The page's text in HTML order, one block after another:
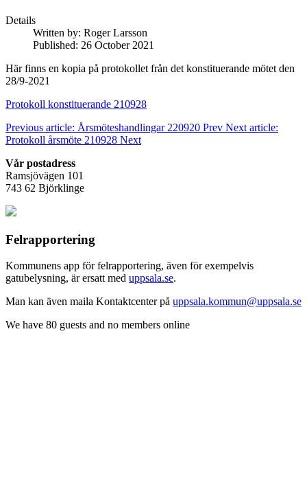
Details
Written by: Roger Larsson
Published: 26 October 2021
Här finns en kopia på protokollet från det konstituerande mötet den
28/9-2021
Protokoll konstituerande 210928
Previous article: Årsmöteshandlingar 220920 Prev Next article:
Protokoll årsmöte 210928 Next
Vår postadress
Ramsjövägen 101
743 62 Björklinge
Felrapportering
Kommunens app för felrapportering, även för exempelvis
gatubelysning, är ersatt med uppsala.se.
Man kan även maila Kontaktcenter på uppsala.kommun@uppsala.se
We have 80 guests and no members online